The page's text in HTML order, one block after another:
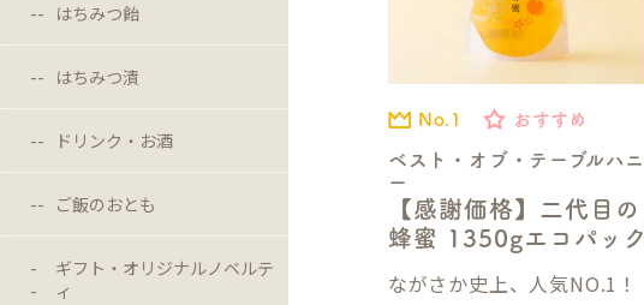
はちみつ飴
はちみつ漬
ドリンク・お酒
ご飯のおとも
ギフト・オリジナルノベルテ
ィ
No.1 おすすめ
ベスト・オブ・テーブルハニ
ー
【感謝価格】二代目の
蜂蜜 1350gエコパック
ながさか史上、人気NO.1！